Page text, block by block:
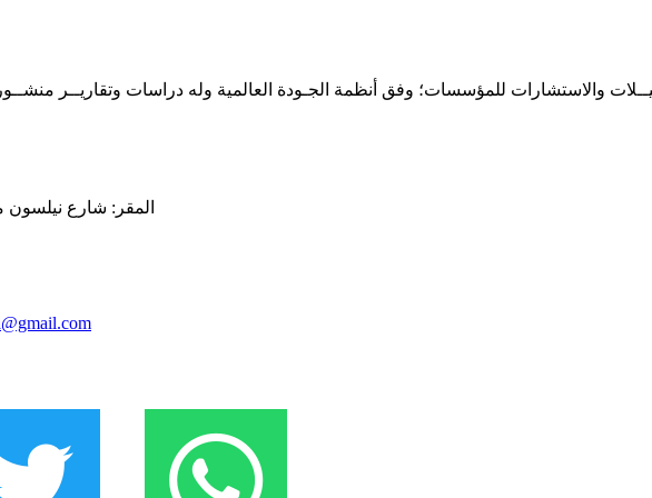
والاستشارات للمؤسسات؛ وفق أنظمة الجـودة العالمية وله دراسات وتقاريــر